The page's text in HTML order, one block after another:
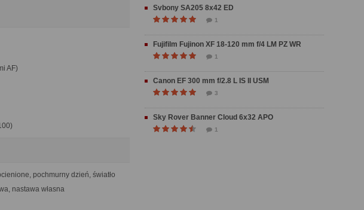
AF)
pochmurny dzień, światło
nastawa własna
Svbony SA205 8x42 ED
1
Fujifilm Fujinon XF 18-120 mm f/4 LM PZ WR
1
Canon EF 300 mm f/2.8 L IS II USM
3
Sky Rover Banner Cloud 6x32 APO
1